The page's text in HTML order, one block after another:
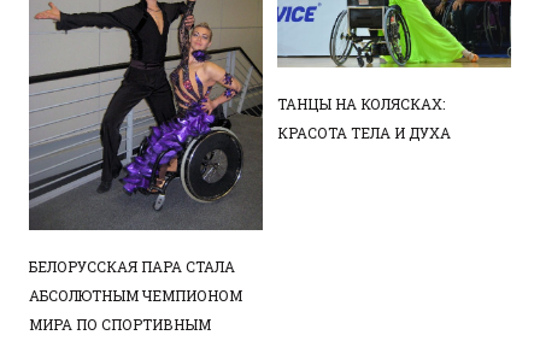
БЕЛОРУССКАЯ ПАРА СТАЛА
АБСОЛЮТНЫМ ЧЕМПИОНОМ
МИРА ПО СПОРТИВНЫМ
ТАНЦЫ НА КОЛЯСКАХ:
КРАСОТА ТЕЛА И ДУХА